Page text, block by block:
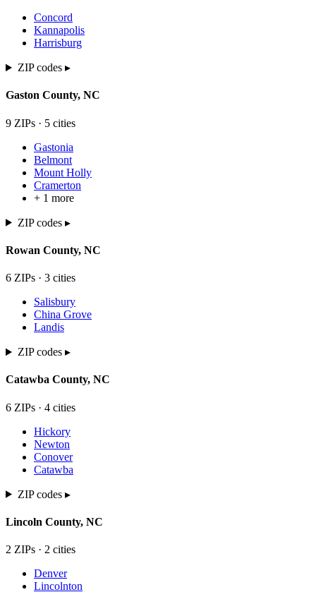
Concord
Kannapolis
Harrisburg
ZIP codes ▸
Gaston County, NC
9 ZIPs · 5 cities
Gastonia
Belmont
Mount Holly
Cramerton
+ 1 more
ZIP codes ▸
Rowan County, NC
6 ZIPs · 3 cities
Salisbury
China Grove
Landis
ZIP codes ▸
Catawba County, NC
6 ZIPs · 4 cities
Hickory
Newton
Conover
Catawba
ZIP codes ▸
Lincoln County, NC
2 ZIPs · 2 cities
Denver
Lincolnton